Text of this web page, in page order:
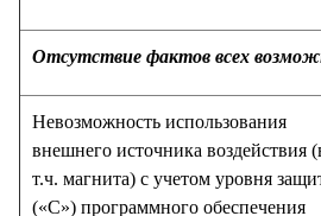
Отсутствие фактов всех
Невозможность использования
внешнего источника воздействия
т.ч. магнита) с учетом уровня
(«С») программного обеспечения